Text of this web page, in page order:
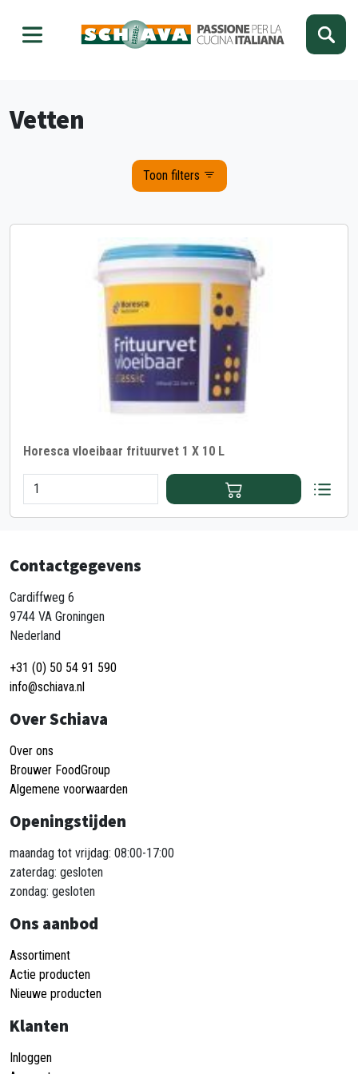
Vetten
Toon filters
Horesca vloeibaar frituurvet 1 X 10 L
Contactgegevens
Cardiffweg 6
9744 VA Groningen
Nederland
+31 (0) 50 54 91 590
info@schiava.nl
Over Schiava
Over ons
Brouwer FoodGroup
Algemene voorwaarden
Openingstijden
maandag tot vrijdag: 08:00-17:00
zaterdag: gesloten
zondag: gesloten
Ons aanbod
Assortiment
Actie producten
Nieuwe producten
Klanten
Inloggen